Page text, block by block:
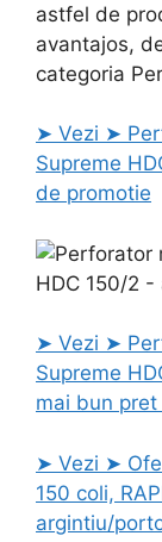
astfel de
avantajos,
categoria
➤ Vezi ➤
Supreme
de promotie
➤ Vezi ➤
Supreme
mai bun
➤ Vezi ➤
150 coli,
argintiu/